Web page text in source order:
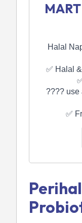
MART
Halal
✅ Halal
???? use
✅